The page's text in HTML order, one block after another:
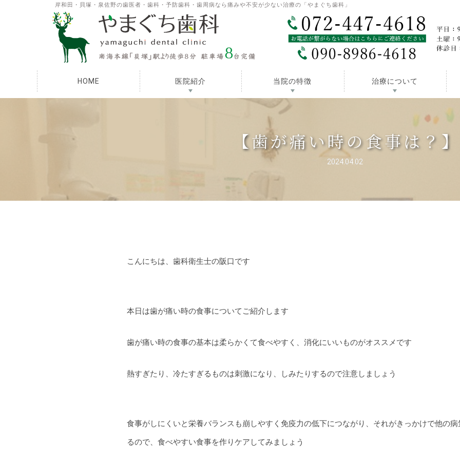
岸和田・貝塚・泉佐野の歯医者・歯科・予防歯科・歯周病なら痛みや不安が少ない治療の「やまぐち歯科」
HOME 医院紹介 当院の特徴 治療について
【歯が痛い時の食事は？】
2024.04.02
こんにちは、歯科衛生士の阪口です
本日は歯が痛い時の食事についてご紹介します
歯が痛い時の食事の基本は柔らかくて食べやすく、消化にいいものがオススメです
熱すぎたり、冷たすぎるものは刺激になり、しみたりするので注意しましょう
食事がしにくいと栄養バランスも崩しやすく免疫力の低下につながり、それがきっかけで他の
るので、食べやすい食事を作りケアしてみましょう